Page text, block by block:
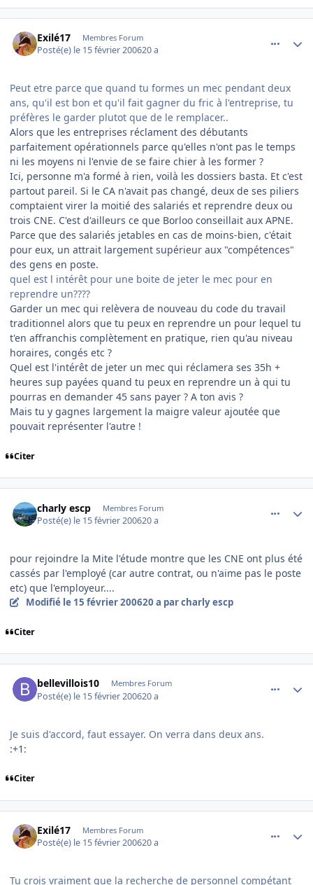
Exilé17 Membres Forum
Posté(e) le 15 février 200620 a
Peut etre parce que quand tu formes un mec pendant deux
ans, qu'il est bon et qu'il fait gagner du fric à l'entreprise, tu
préfères le garder plutot que de le remplacer..
Alors que les entreprises réclament des débutants
parfaitement opérationnels parce qu'elles n'ont pas le temps
ni les moyens ni l'envie de se faire chier à les former ?
Ici, personne m'a formé à rien, voilà les dossiers basta. Et c'est
partout pareil. Si le CA n'avait pas changé, deux de ses piliers
comptaient virer la moitié des salariés et reprendre deux ou
trois CNE. C'est d'ailleurs ce que Borloo conseillait aux APNE.
Parce que des salariés jetables en cas de moins-bien, c'était
pour eux, un attrait largement supérieur aux "compétences"
des gens en poste.
quel est l intérêt pour une boite de jeter le mec pour en
reprendre un????
Garder un mec qui relèvera de nouveau du code du travail
traditionnel alors que tu peux en reprendre un pour lequel tu
t'en affranchis complètement en pratique, rien qu'au niveau
horaires, congés etc ?
Quel est l'intérêt de jeter un mec qui réclamera ses 35h +
heures sup payées quand tu peux en reprendre un à qui tu
pourras en demander 45 sans payer ? A ton avis ?
Mais tu y gagnes largement la maigre valeur ajoutée que
pouvait représenter l'autre !
Citer
charly escp Membres Forum
Posté(e) le 15 février 200620 a
pour rejoindre la Mite l'étude montre que les CNE ont plus été
cassés par l'employé (car autre contrat, ou n'aime pas le poste
etc) que l'employeur....
Modifié le 15 février 200620 a par charly escp
Citer
bellevillois10 Membres Forum
Posté(e) le 15 février 200620 a
Je suis d'accord, faut essayer. On verra dans deux ans.
:+1:
Citer
Exilé17 Membres Forum
Posté(e) le 15 février 200620 a
Tu crois vraiment que la recherche de personnel compétant